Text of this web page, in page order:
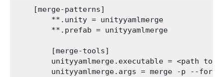
    [merge-patterns]
        **.unity = unityyamlmerge
        **.prefab = unityyamlmerge
        [merge-tools]
unityyamlmerge.executable = <path to
unityyamlmerge.args = merge -p --